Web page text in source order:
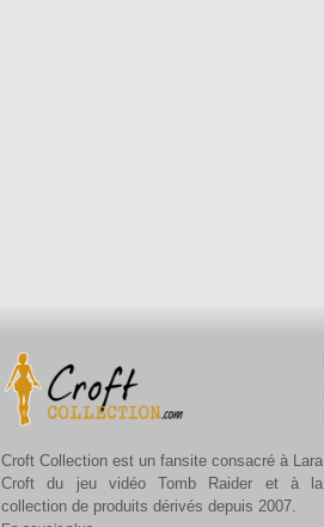
Croft Collection est un fansite consacré à Lara
Croft du jeu vidéo Tomb Raider et à la
collection de produits dérivés depuis 2007.